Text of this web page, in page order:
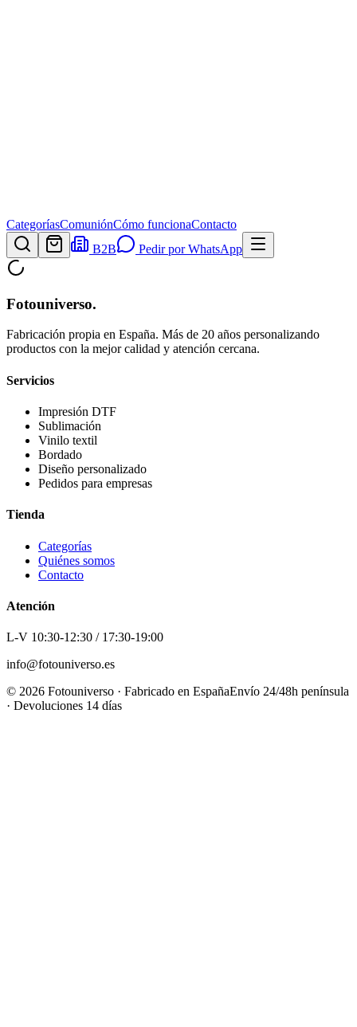
CategoríasComuniónCómo funcionaContacto
B2B
Pedir por WhatsApp
Fotouniverso.
Fabricación propia en España. Más de 20 años personalizando
productos con la mejor calidad y atención cercana.
Servicios
Impresión DTF
Sublimación
Vinilo textil
Bordado
Diseño personalizado
Pedidos para empresas
Tienda
Categorías
Quiénes somos
Contacto
Atención
L-V 10:30-12:30 / 17:30-19:00
info@fotouniverso.es
© 2026 Fotouniverso · Fabricado en EspañaEnvío 24/48h península
· Devoluciones 14 días